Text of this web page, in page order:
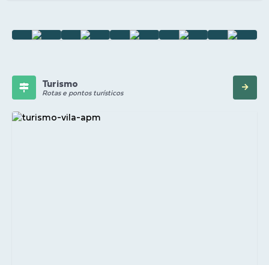
Turismo
Rotas e pontos turísticos